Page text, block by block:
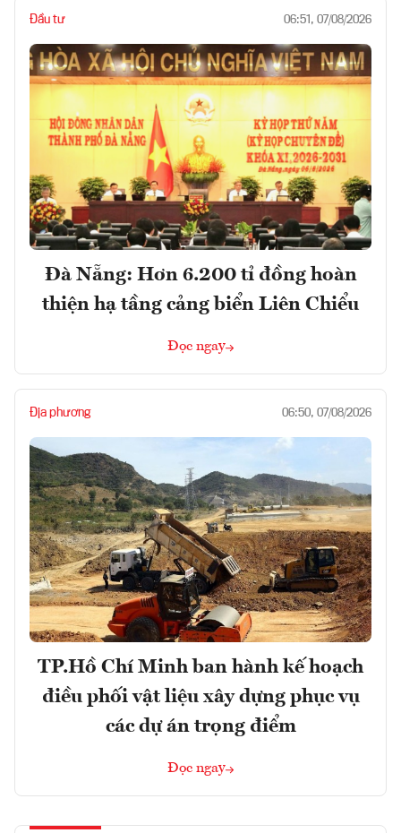
Đầu tư 06:51, 07/08/2026
Đà Nẵng: Hơn 6.200 tỉ đồng hoàn
thiện hạ tầng cảng biển Liên Chiểu
Đọc ngay
Địa phương 06:50, 07/08/2026
TP.Hồ Chí Minh ban hành kế hoạch
điều phối vật liệu xây dựng phục vụ
các dự án trọng điểm
Đọc ngay